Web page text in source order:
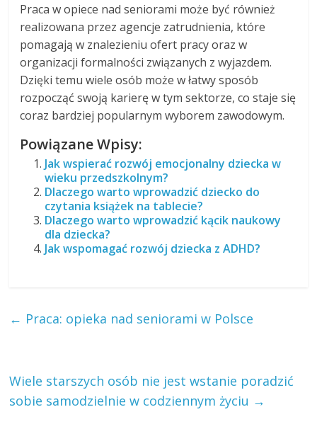
Praca w opiece nad seniorami może być również
realizowana przez agencje zatrudnienia, które
pomagają w znalezieniu ofert pracy oraz w
organizacji formalności związanych z wyjazdem.
Dzięki temu wiele osób może w łatwy sposób
rozpocząć swoją karierę w tym sektorze, co staje się
coraz bardziej popularnym wyborem zawodowym.
Powiązane Wpisy:
Jak wspierać rozwój emocjonalny dziecka w
wieku przedszkolnym?
Dlaczego warto wprowadzić dziecko do
czytania książek na tablecie?
Dlaczego warto wprowadzić kącik naukowy
dla dziecka?
Jak wspomagać rozwój dziecka z ADHD?
← Praca: opieka nad seniorami w Polsce
Wiele starszych osób nie jest wstanie poradzić
sobie samodzielnie w codziennym życiu →